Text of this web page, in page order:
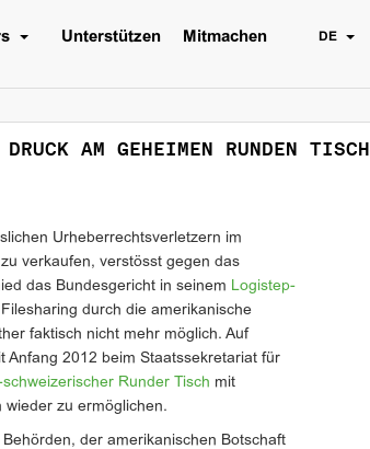
Unterstützen Mitmachen DE
AM GEHEIMEN RUNDEN TISCH
Urheberrechtsverletzern im
verkaufen, verstösst gegen das
das Bundesgericht in seinem Logistep-
durch die amerikanische
faktisch nicht mehr möglich. Auf
Anfang 2012 beim Staatssekretariat für
Runder Tisch mit
wieder zu ermöglichen.
der amerikanischen Botschaft